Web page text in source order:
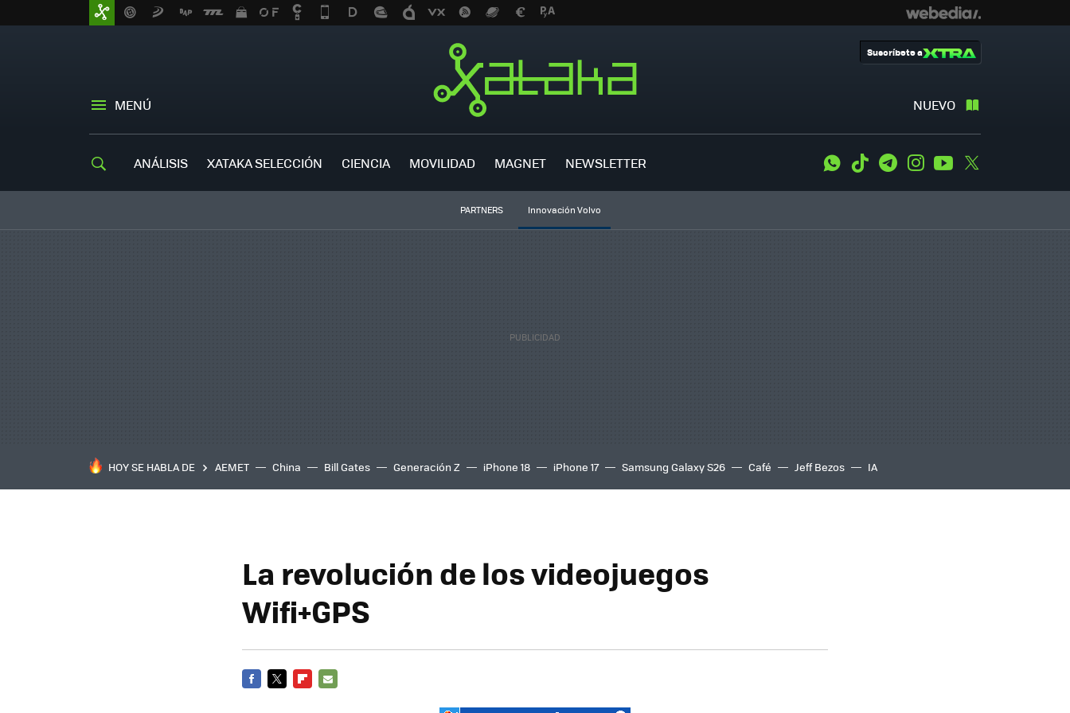
MENÚ NUEVO
Suscríbete a
ANÁLISIS XATAKA SELECCIÓN CIENCIA MOVILIDAD MAGNET NEWSLETTER WhatsApp
Tiktok TelegramInstagramYoutube
PARTNERS Innovación Volvo
HOY SE HABLA DE AEMET China Bill Gates Generación Z iPhone 18 iPhone 17 Samsung Galaxy S26 Café Jeff Bezos IA
La revolución de los videojuegos
Wifi+GPS